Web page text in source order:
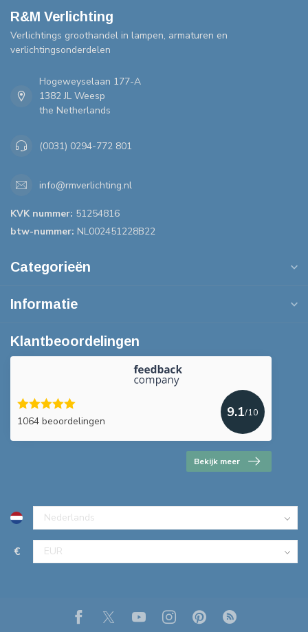
R&M Verlichting
Verlichtings groothandel in lampen, armaturen en
verlichtingsonderdelen
Hogeweyselaan 177-A
1382 JL Weesp
the Netherlands
(0031) 0294-772 801
info@rmverlichting.nl
KVK nummer: 51254816
btw-nummer: NL002451228B22
Categorieën
Informatie
Klantbeoordelingen
1064 beoordelingen
9.1/10
Bekijk meer
€